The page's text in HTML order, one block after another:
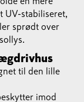
UV-stabiliseret,
sprødt over
til den lille
imod